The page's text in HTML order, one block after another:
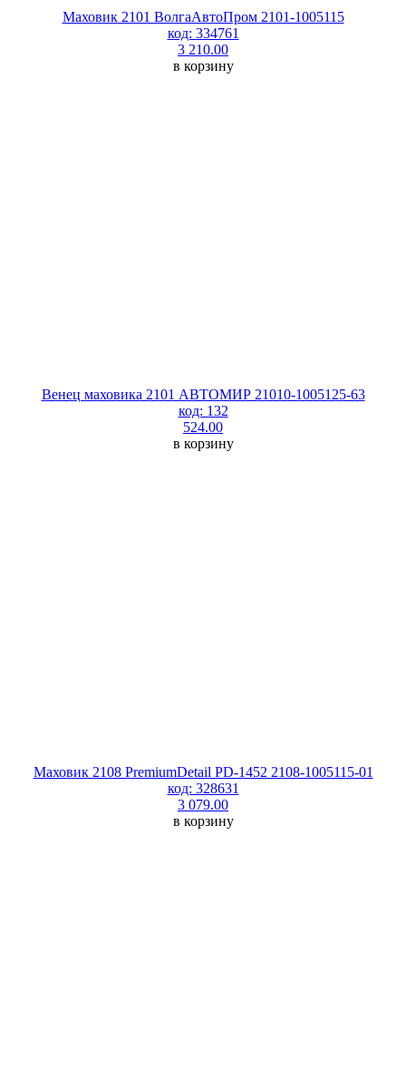
Маховик 2101 ВолгаАвтоПром 2101-1005115
код: 334761
3 210.00
в корзину
Венец маховика 2101 АВТОМИР 21010-1005125-63
код: 132
524.00
в корзину
Маховик 2108 PremiumDetail PD-1452 2108-1005115-01
код: 328631
3 079.00
в корзину